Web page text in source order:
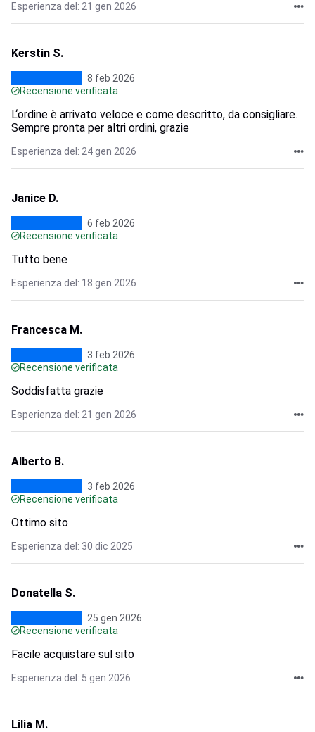
Esperienza del: 21 gen 2026
Kerstin S.
8 feb 2026
Recensione verificata
L‘ordine è arrivato veloce e come descritto, da consigliare.
Sempre pronta per altri ordini, grazie
Esperienza del: 24 gen 2026
Janice D.
6 feb 2026
Recensione verificata
Tutto bene
Esperienza del: 18 gen 2026
Francesca M.
3 feb 2026
Recensione verificata
Soddisfatta grazie
Esperienza del: 21 gen 2026
Alberto B.
3 feb 2026
Recensione verificata
Ottimo sito
Esperienza del: 30 dic 2025
Donatella S.
25 gen 2026
Recensione verificata
Facile acquistare sul sito
Esperienza del: 5 gen 2026
Lilia M.